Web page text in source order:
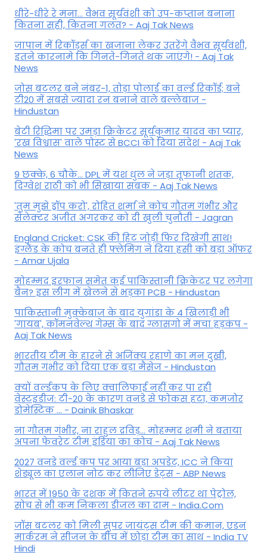
धीरे-धीरे रे मना… वैभव सूर्यवंशी को उप-कप्तान बनाना
कितना सही, कितना गलत? - Aaj Tak News
जापान में रिकॉर्ड्स का खजाना लेकर उतरेंगे वैभव सूर्यवंशी,
इतने कारनामे कि गिनते-गिनते थक जाएंगे! - Aaj Tak
News
जोस बटलर बने नंबर-1, तोड़ा पोलार्ड का वर्ल्ड रिकॉर्ड; बने
टी20 में सबसे ज्यादा रन बनाने वाले बल्लेबाज -
Hindustan
बेटी र‍िद्ध‍िमा पर उमड़ा क्रिकेटर सूर्यकुमार यादव का प्यार,
'रख विश्वास' वाले पोस्ट से BCCI को दिया संदेश - Aaj Tak
News
9 छक्के, 6 चौके... DPL में यश धुल ने जड़ा तूफानी शतक,
द‍िग्वेश राठी को भी स‍िखाया सबक - Aaj Tak News
'तुम मुझे ड्रॉप करो', रोहित शर्मा ने कोच गौतम गंभीर और
सेलेक्टर अजीत अगरकर को दी खुली चुनौती - Jagran
England Cricket: CSK की हिट जोड़ी फिर दिखेगी साथ!
इंग्लैंड के कोच बनते ही फ्लेमिंग ने दिया हसी को बड़ा ऑफर
- Amar Ujala
मोहम्मद इरफान समेत कई पाकिस्तानी क्रिकेटर पर लगेगा
बैन? इस लीग में खेलने से भड़का PCB - Hindustan
पाकिस्तानी मुक्केबाज के बाद युगांडा के 4 खिलाड़ी भी
'गायब', कॉमनवेल्थ गेम्स के बाद ग्लासगो में मचा हड़कंप -
Aaj Tak News
भारतीय टीम के हारने से अजिंक्य रहाणे का मन दुखी,
गौतम गंभीर को दिया एक बड़ा मैसेज - Hindustan
क्यों वर्ल्डकप के लिए क्वालिफाई नहीं कर पा रही
वेस्टइंडीज: टी-20 के कारण वनडे से फोकस हटा, कमजोर
डोमेस्टिक ... - Dainik Bhaskar
ना गौतम गंभीर, ना राहुल द्रव‍िड़... मोहम्मद शमी ने बताया
अपना फेवरेट टीम इंड‍िया का कोच - Aaj Tak News
2027 वनडे वर्ल्ड कप पर आया बड़ा अपडेट, ICC ने किया
शेड्यूल का एलान नोट कर लीजिए डेट्स - ABP News
भारत में 1950 के दशक में कितने रुपये लीटर था पेट्रोल,
सोच से भी कम निकला डीजल का दाम - India.Com
जॉस बटलर को मिली सुपर जायंट्स टीम की कमान, एडन
मार्करम ने सीजन के बीच में छोड़ा टीम का साथ - India TV
Hindi